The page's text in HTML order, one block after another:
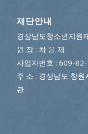
재단안내
경상남도청소년지원
원 장 : 차 윤 재
사업자번호 : 609-
주 소 : 경상남도 창
관